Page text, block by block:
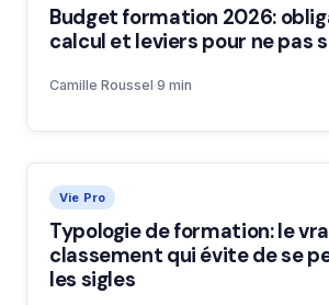
Budget formation 2026:
calcul et leviers pour ne pas
Camille Roussel·9 min
Vie Pro
Typologie de formation: le
classement qui évite de se
les sigles